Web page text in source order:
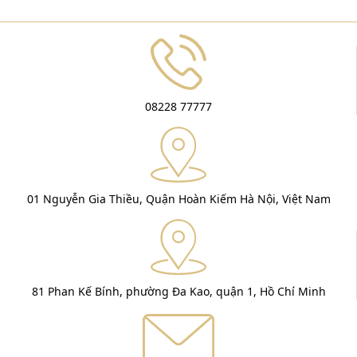
08228 77777
01 Nguyễn Gia Thiều, Quận Hoàn Kiếm Hà Nội, Việt Nam
81 Phan Kế Bính, phường Đa Kao, quận 1, Hồ Chí Minh